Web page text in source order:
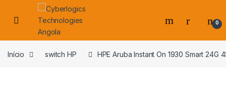
Skip to navigation
Skip to content
0
Início switch HP HPE Aruba Instant On 1930 Smart 24G